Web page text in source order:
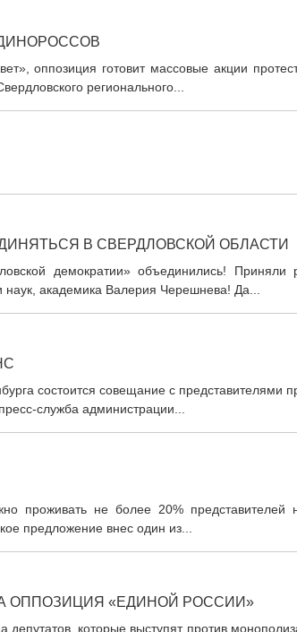
оппозиция готовит массовые акции
регионального...
В СВЕРДЛОВСКОЙ ОБЛАСТИ
демократии» объединились! Приняли
наук, академика Валерия Черешнева! Да...
состоится совещание с представителями
служба администрации...
проживать не более 20% представителей
предложение внес один из...
ОППОЗИЦИЯ «ЕДИНОЙ РОССИИ»
которые выступят против